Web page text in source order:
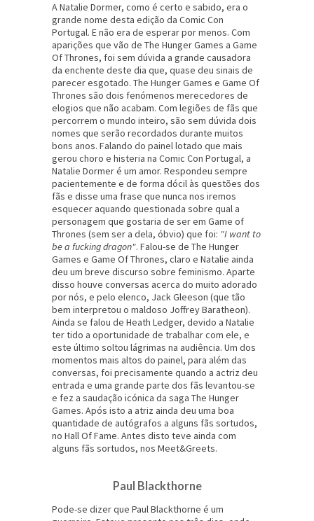
A Natalie Dormer, como é certo e sabido, era o
grande nome desta edição da Comic Con
Portugal. E não era de esperar por menos. Com
aparições que vão de The Hunger Games a Game
Of Thrones, foi sem dúvida a grande causadora
da enchente deste dia que, quase deu sinais de
parecer esgotado. The Hunger Games e Game Of
Thrones são dois fenómenos merecedores de
elogios que não acabam. Com legiões de fãs que
percorrem o mundo inteiro, são sem dúvida dois
nomes que serão recordados durante muitos
bons anos. Falando do painel lotado que mais
gerou choro e histeria na Comic Con Portugal, a
Natalie Dormer é um amor. Respondeu sempre
pacientemente e de forma dócil às questões dos
fãs e disse uma frase que nunca nos iremos
esquecer aquando questionada sobre qual a
personagem que gostaria de ser em Game of
Thrones (sem ser a dela, óbvio) que foi: "I want to
be a fucking dragon". Falou-se de The Hunger
Games e Game Of Thrones, claro e Natalie ainda
deu um breve discurso sobre feminismo. Aparte
disso houve conversas acerca do muito adorado
por nós, e pelo elenco, Jack Gleeson (que tão
bem interpretou o maldoso Joffrey Baratheon).
Ainda se falou de Heath Ledger, devido a Natalie
ter tido a oportunidade de trabalhar com ele, e
este último soltou lágrimas na audiência. Um dos
momentos mais altos do painel, para além das
conversas, foi precisamente quando a actriz deu
entrada e uma grande parte dos fãs levantou-se
e fez a saudação icónica da saga The Hunger
Games. Após isto a atriz ainda deu uma boa
quantidade de autógrafos a alguns fãs sortudos,
no Hall Of Fame. Antes disto teve ainda com
alguns fãs sortudos, nos Meet&Greets.
Paul Blackthorne
Pode-se dizer que Paul Blackthorne é um